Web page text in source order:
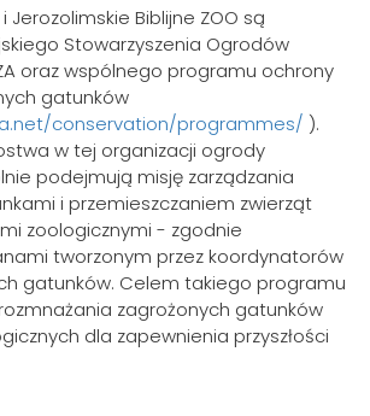
Jerozolimskie Biblijne ZOO są
Stowarzyszenia Ogrodów
oraz wspólnego programu ochrony
gatunków
conservation/programmes/ ).
w tej organizacji ogrody
podejmują misję zarządzania
i przemieszczaniem zwierząt
zoologicznymi - zgodnie
tworzonym przez koordynatorów
gatunków. Celem takiego programu
zagrożonych gatunków
dla zapewnienia przyszłości